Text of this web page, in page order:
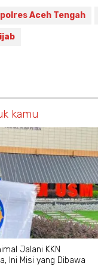
Aceh Tengah
kamu
Jalani KKN
Ini Misi yang Dibawa